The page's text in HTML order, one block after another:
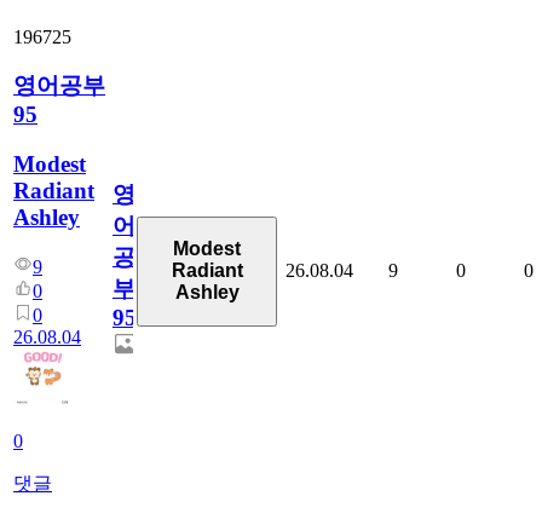
196725
영어공부
95
Modest
Radiant
Ashley
9
0
0
26.08.04
0
댓글
영
어
공
부
95
Modest
Radiant
Ashley
26.08.04 9 0 0